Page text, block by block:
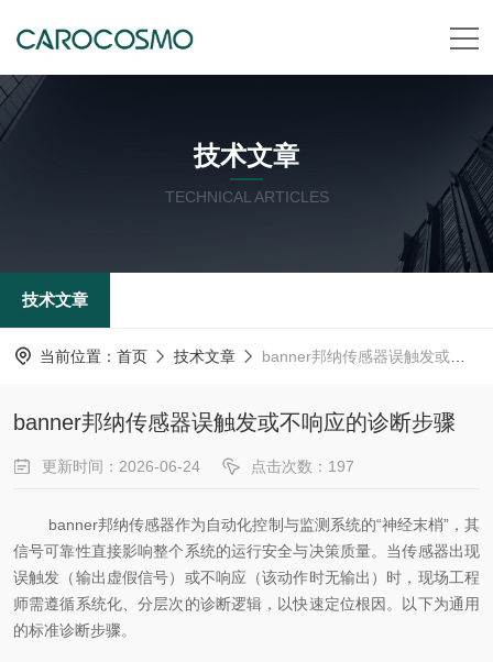
技术文章
TECHNICAL ARTICLES
技术文章
当前位置： 首页 技术文章 banner邦纳传感器误触发或不响应的诊断步骤
banner邦纳传感器误触发或不响应的诊断步骤
更新时间：2026-06-24 点击次数：197
banner邦纳传感器作为自动化控制与监测系统的“神经末梢”，其
信号可靠性直接影响整个系统的运行安全与决策质量。当传感器出现
误触发（输出虚假信号）或不响应（该动作时无输出）时，现场工程
师需遵循系统化、分层次的诊断逻辑，以快速定位根因。以下为通用
的标准诊断步骤。